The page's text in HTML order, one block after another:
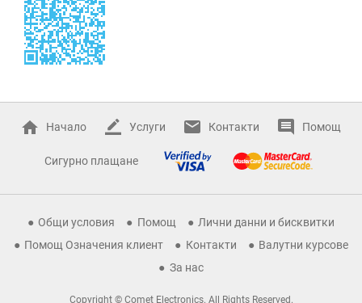
Начало Услуги Контакти Помощ
Сигурно плащане
Общи условия Помощ
Лични данни и бисквитки
Помощ Означения клиент
Контакти
Валутни курсове
За нас
Copyright © Comet Electronics. All Rights Reserved.